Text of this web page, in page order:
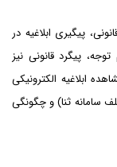
پیگیری ابلاغیه در
پیگرد قانونی نیز
ابلاغیه الکترونیکی
سامانه ثنا) و چگونگی